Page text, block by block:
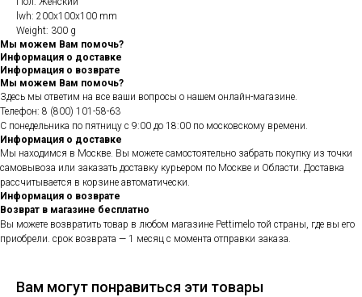
lwh: 200x100x100 mm
Weight: 300 g
Мы можем Вам помочь?
Информация о доставке
Информация о возврате
Мы можем Вам помочь?
Здесь мы ответим на все ваши вопросы о нашем онлайн-магазине.
Телефон: 8 (800) 101-58-63
С понедельника по пятницу с 9:00 до 18:00 по московскому времени.
Информация о доставке
Мы находимся в Москве. Вы можете самостоятельно забрать покупку из точки
самовывоза или заказать доставку курьером по Москве и Области. Доставка
рассчитывается в корзине автоматически.
Информация о возврате
Возврат в магазине бесплатно
Вы можете возвратить товар в любом магазине Pettimelo той страны, где вы его
приобрели. срок возврата — 1 месяц с момента отправки заказа.
Вам могут понравиться эти товары